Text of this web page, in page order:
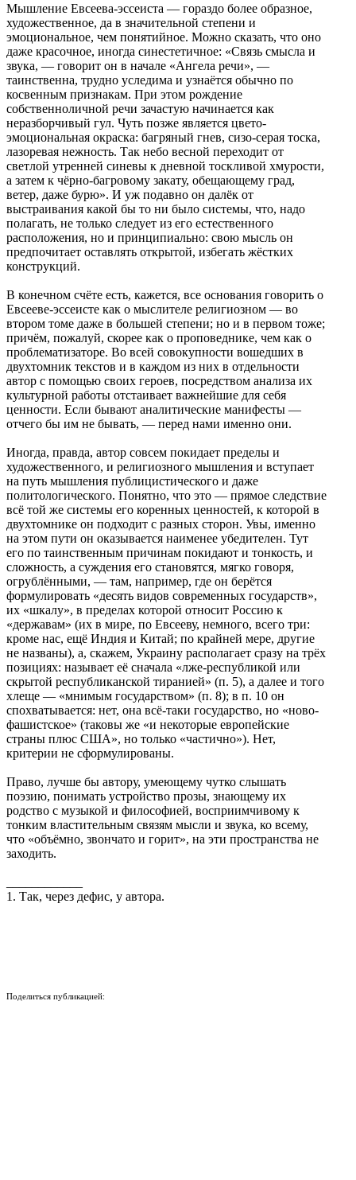
Мышление Евсеева-эссеиста — гораздо более образное,
художественное, да в значительной степени и
эмоциональное, чем понятийное. Можно сказать, что оно
даже красочное, иногда синестетичное: «Связь смысла и
звука, — говорит он в начале «Ангела речи», —
таинственна, трудно уследима и узнаётся обычно по
косвенным признакам. При этом рождение
собственноличной речи зачастую начинается как
неразборчивый гул. Чуть позже является цвето-
эмоциональная окраска: багряный гнев, сизо-серая тоска,
лазоревая нежность. Так небо весной переходит от
светлой утренней синевы к дневной тоскливой хмурости,
а затем к чёрно-багровому закату, обещающему град,
ветер, даже бурю». И уж подавно он далёк от
выстраивания какой бы то ни было системы, что, надо
полагать, не только следует из его естественного
расположения, но и принципиально: свою мысль он
предпочитает оставлять открытой, избегать жёстких
конструкций.
В конечном счёте есть, кажется, все основания говорить о
Евсееве-эссеисте как о мыслителе религиозном — во
втором томе даже в большей степени; но и в первом тоже;
причём, пожалуй, скорее как о проповеднике, чем как о
проблематизаторе. Во всей совокупности вошедших в
двухтомник текстов и в каждом из них в отдельности
автор с помощью своих героев, посредством анализа их
культурной работы отстаивает важнейшие для себя
ценности. Если бывают аналитические манифесты —
отчего бы им не бывать, — перед нами именно они.
Иногда, правда, автор совсем покидает пределы и
художественного, и религиозного мышления и вступает
на путь мышления публицистического и даже
политологического. Понятно, что это — прямое следствие
всё той же системы его коренных ценностей, к которой в
двухтомнике он подходит с разных сторон. Увы, именно
на этом пути он оказывается наименее убедителен. Тут
его по таинственным причинам покидают и тонкость, и
сложность, а суждения его становятся, мягко говоря,
огрублёнными, — там, например, где он берётся
формулировать «десять видов современных государств»,
их «шкалу», в пределах которой относит Россию к
«державам» (их в мире, по Евсееву, немного, всего три:
кроме нас, ещё Индия и Китай; по крайней мере, другие
не названы), а, скажем, Украину располагает сразу на трёх
позициях: называет её сначала «лже-республикой или
скрытой республиканской тиранией» (п. 5), а далее и того
хлеще — «мнимым государством» (п. 8); в п. 10 он
спохватывается: нет, она всё-таки государство, но «ново-
фашистское» (таковы же «и некоторые европейские
страны плюс США», но только «частично»). Нет,
критерии не сформулированы.
Право, лучше бы автору, умеющему чутко слышать
поэзию, понимать устройство прозы, знающему их
родство с музыкой и философией, восприимчивому к
тонким властительным связям мысли и звука, ко всему,
что «объёмно, звончато и горит», на эти пространства не
заходить.
1. Так, через дефис, у автора.
Поделиться публикацией: